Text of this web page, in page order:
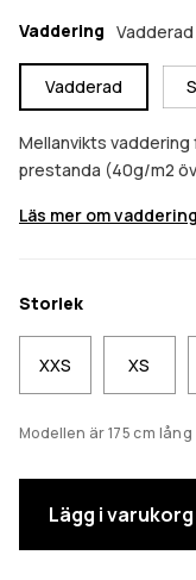
Vaddering Vadderad
Vadderad
Mellanvikts vaddering
prestanda (40g/m2
Läs mer om vaddering
Storlek
XXS XS
Modellen är 175 cm
Lägg i varukorg